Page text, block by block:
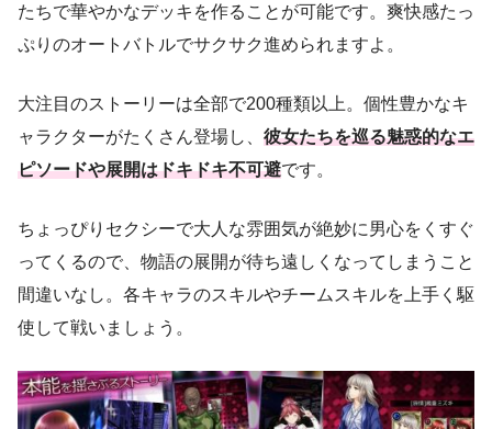
たちで華やかなデッキを作ることが可能です。爽快感たっ
ぷりのオートバトルでサクサク進められますよ。
大注目のストーリーは全部で200種類以上。個性豊かなキ
ャラクターがたくさん登場し、 彼女たちを巡る魅惑的なエ
ピソードや展開はドキドキ不可避です。
ちょっぴりセクシーで大人な雰囲気が絶妙に男心をくすぐ
ってくるので、物語の展開が待ち遠しくなってしまうこと
間違いなし。各キャラのスキルやチームスキルを上手く駆
使して戦いましょう。